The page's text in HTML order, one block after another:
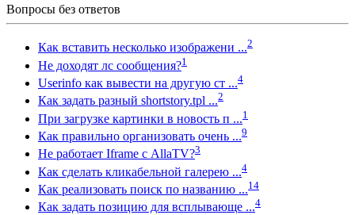
Вопросы без ответов
Как вставить несколько изображени ...2
Не доходят лс сообщения?1
Userinfo как вывести на другую ст ...4
Как задать разный shortstory.tpl ...2
При загрузке картинки в новость п ...1
Как правильно организовать очень ...9
Не работает Iframe с AllaTV?3
Как сделать кликабельной галерею ...4
Как реализовать поиск по названию ...14
Как задать позицию для всплывающе ...4